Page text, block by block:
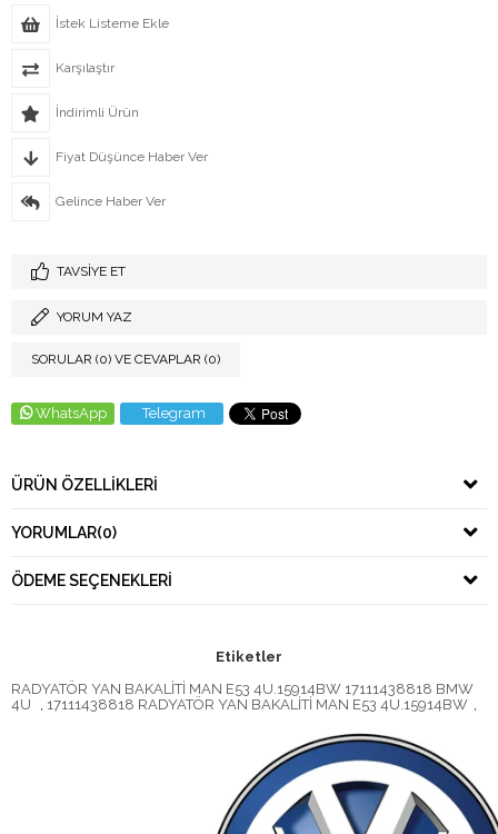
İstek Listeme Ekle
Karşılaştır
İndirimli Ürün
Fiyat Düşünce Haber Ver
Gelince Haber Ver
TAVSIYE ET
YORUM YAZ
SORULAR (0) VE CEVAPLAR (0)
WhatsApp Telegram
ÜRÜN ÖZELLIKLERI
YORUMLAR(0)
ÖDEME SEÇENEKLERI
Etiketler
RADYATÖR YAN BAKALİTİ MAN E53 4U.15914BW 17111438818 BMW
4U
17111438818 RADYATÖR YAN BAKALİTİ MAN E53 4U.15914BW